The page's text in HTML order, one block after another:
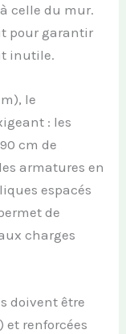
celle du mur.
pour garantir
inutile.
le
: les
cm de
armatures en
espacés
de
charges
doivent être
et renforcées